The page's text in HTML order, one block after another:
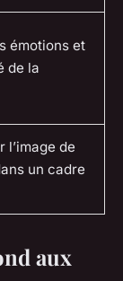
émotions et
de la
l’image de
un cadre
aux